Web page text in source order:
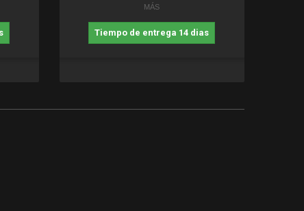
MÁS
Tiempo de entrega 14 dias